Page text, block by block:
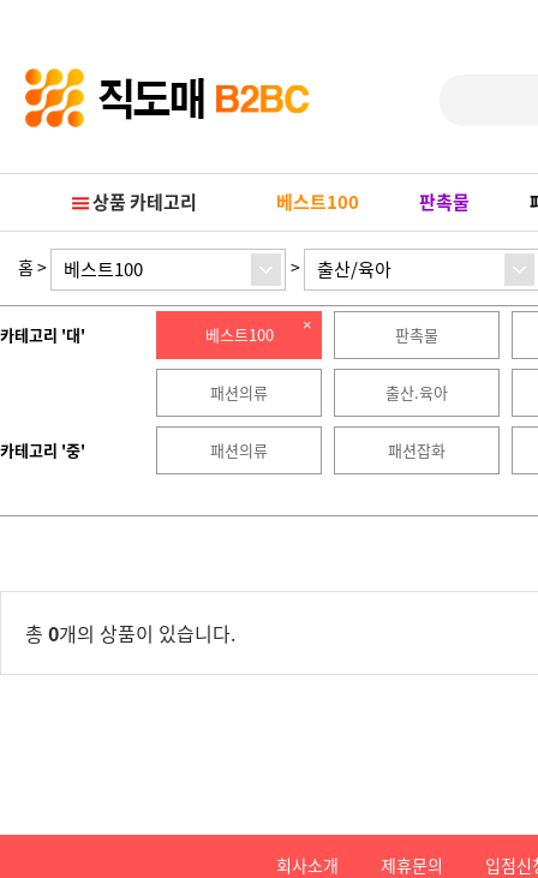
Prev Next
상품 카테고리 베스트100 판촉물
홈 > 베스트100 > 출산/육아
카테고리 '대' 베스트100 판촉물
패션의류 출산.육아
카테고리 '중' 패션의류 패션잡화
총 0개의 상품이 있습니다.
회사소개 제휴문의 입점신